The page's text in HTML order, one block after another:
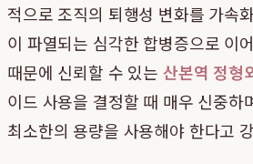
적으로 조직의 퇴행성 변화를 가속
이 파열되는 심각한 합병증으로 이
때문에 신뢰할 수 있는 산본역 정형
이드 사용을 결정할 때 매우 신중하
최소한의 용량을 사용해야 한다고